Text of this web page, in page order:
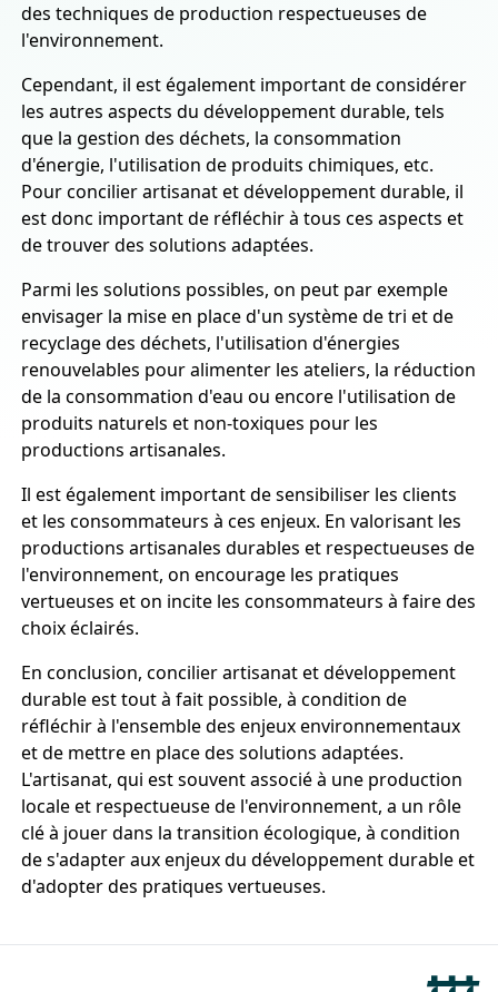
des techniques de production respectueuses de
l'environnement.
Cependant, il est également important de considérer
les autres aspects du développement durable, tels
que la gestion des déchets, la consommation
d'énergie, l'utilisation de produits chimiques, etc.
Pour concilier artisanat et développement durable, il
est donc important de réfléchir à tous ces aspects et
de trouver des solutions adaptées.
Parmi les solutions possibles, on peut par exemple
envisager la mise en place d'un système de tri et de
recyclage des déchets, l'utilisation d'énergies
renouvelables pour alimenter les ateliers, la réduction
de la consommation d'eau ou encore l'utilisation de
produits naturels et non-toxiques pour les
productions artisanales.
Il est également important de sensibiliser les clients
et les consommateurs à ces enjeux. En valorisant les
productions artisanales durables et respectueuses de
l'environnement, on encourage les pratiques
vertueuses et on incite les consommateurs à faire des
choix éclairés.
En conclusion, concilier artisanat et développement
durable est tout à fait possible, à condition de
réfléchir à l'ensemble des enjeux environnementaux
et de mettre en place des solutions adaptées.
L'artisanat, qui est souvent associé à une production
locale et respectueuse de l'environnement, a un rôle
clé à jouer dans la transition écologique, à condition
de s'adapter aux enjeux du développement durable et
d'adopter des pratiques vertueuses.